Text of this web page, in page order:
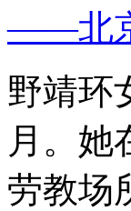
——北
野靖环
月。她
劳教场